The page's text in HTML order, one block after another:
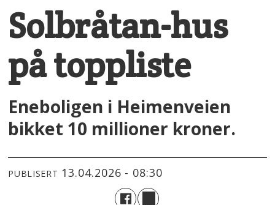
Solbråtan-hus
på toppliste
Eneboligen i Heimenveien
bikket 10 millioner kroner.
PUBLISERT 13.04.2026 - 08:30